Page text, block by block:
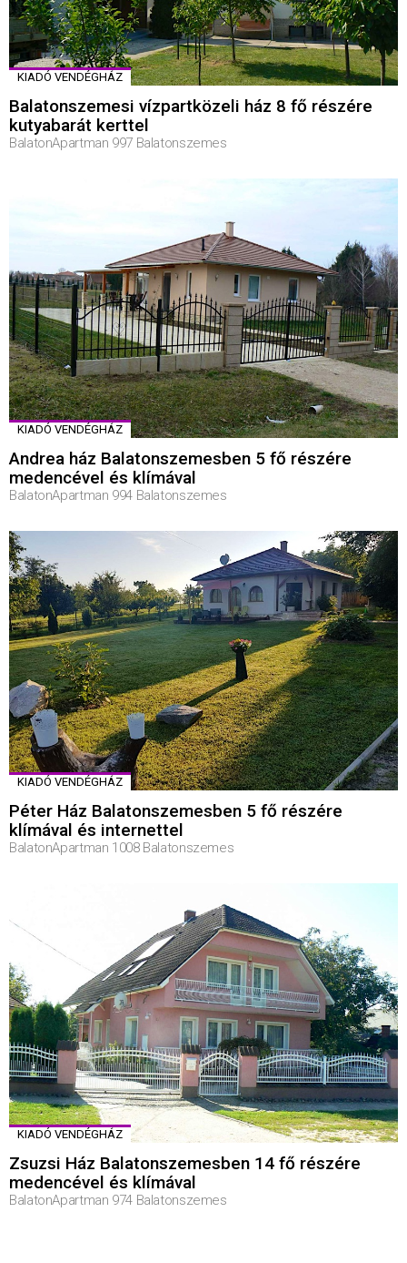
KIADÓ VENDÉGHÁZ
Balatonszemesi vízpartközeli ház 8 fő részére
kutyabarát kerttel
BalatonApartman 997 Balatonszemes
KIADÓ VENDÉGHÁZ
Andrea ház Balatonszemesben 5 fő részére
medencével és klímával
BalatonApartman 994 Balatonszemes
KIADÓ VENDÉGHÁZ
Péter Ház Balatonszemesben 5 fő részére
klímával és internettel
BalatonApartman 1008 Balatonszemes
KIADÓ VENDÉGHÁZ
Zsuzsi Ház Balatonszemesben 14 fő részére
medencével és klímával
BalatonApartman 974 Balatonszemes